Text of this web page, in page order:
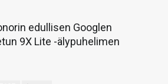
edullisen Googlen
9X Lite -älypuhelimen